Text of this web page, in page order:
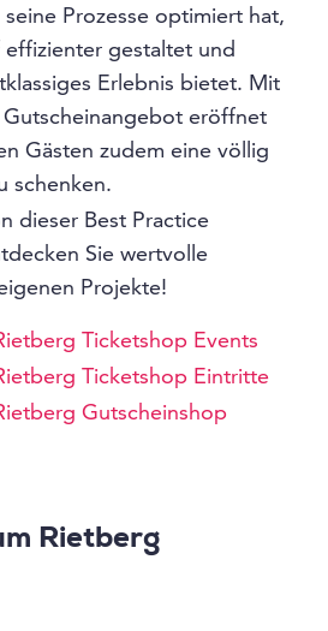
Prozesse optimiert hat,
gestaltet und
Erlebnis bietet. Mit
eröffnet
Gästen zudem eine völlig
schenken.
dieser Best Practice
Sie wertvolle
Projekte!
Ticketshop Events
Ticketshop Eintritte
Gutscheinshop
Rietberg